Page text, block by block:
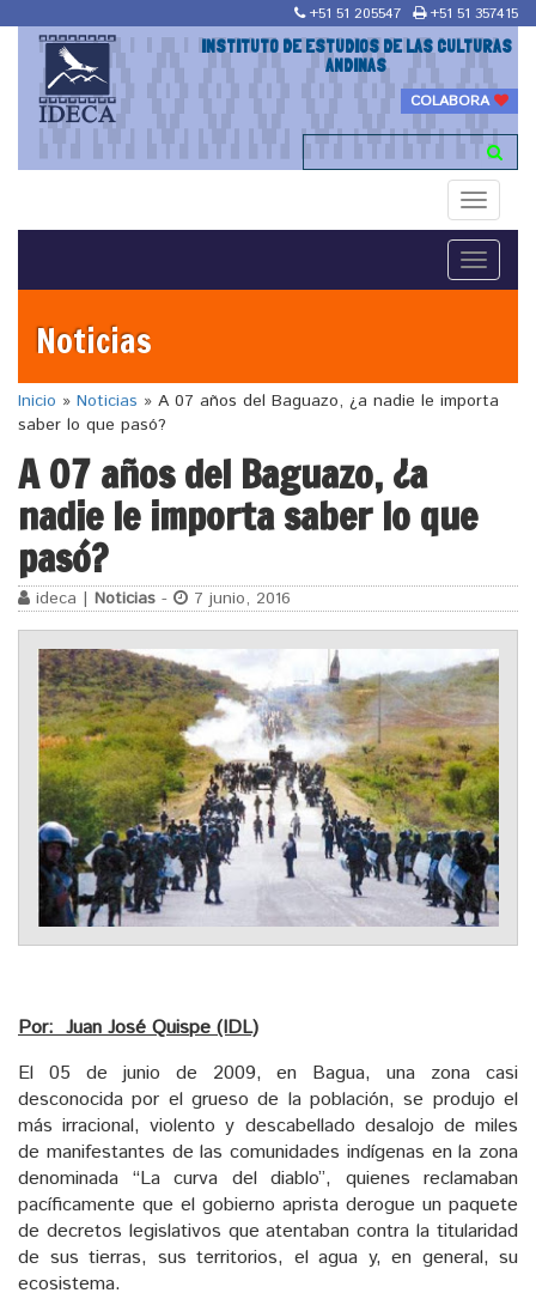
+51 51 205547 +51 51 357415
INSTITUTO DE ESTUDIOS DE LAS CULTURAS
ANDINAS
COLABORA
Toggle
Toggle
Noticias
Inicio » Noticias » A 07 años del Baguazo, ¿a nadie le importa
saber lo que pasó?
A 07 años del Baguazo, ¿a
nadie le importa saber lo que
pasó?
ideca | Noticias - 7 junio, 2016
Por: Juan José Quispe (IDL)
El 05 de junio de 2009, en Bagua, una zona casi
desconocida por el grueso de la población, se produjo el
más irracional, violento y descabellado desalojo de miles
de manifestantes de las comunidades indígenas en la zona
denominada “La curva del diablo”, quienes reclamaban
pacíficamente que el gobierno aprista derogue un paquete
de decretos legislativos que atentaban contra la titularidad
de sus tierras, sus territorios, el agua y, en general, su
ecosistema.